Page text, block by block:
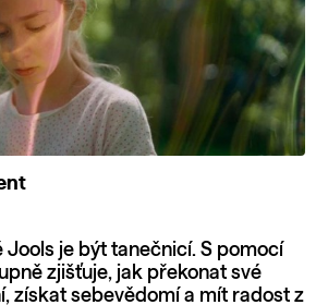
Jools je být tanečnicí. S pomocí
zjišťuje, jak překonat své
získat sebevědomí a mít radost z